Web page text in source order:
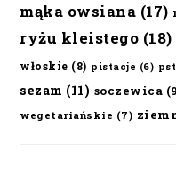
mąka owsiana (17)
ryżu kleistego (18)
włoskie (8) pistacje (6)
sezam (11) soczewica
wegetariańskie (7)